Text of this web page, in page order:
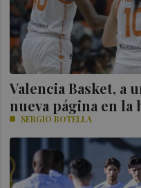
Valencia Basket, a
nueva página en la
SERGIO BOTELLA